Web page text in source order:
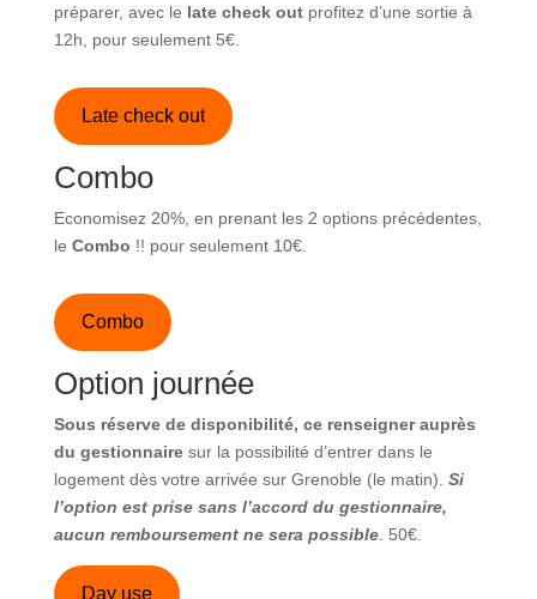
préparer, avec le late check outprofitez d’une sortie à
12h, pour seulement 5€.
Late check out
Combo
Economisez 20%, en prenant les 2 options précédentes,
le Combo !! pour seulement 10€.
Combo
Option journée
Sous réserve de disponibilité, ce renseigner auprès
du gestionnairesur la possibilité d’entrer dans le
logement dès votre arrivée sur Grenoble (le matin). Si
l’option est prise sans l’accord du gestionnaire,
aucun remboursement ne sera possible. 50€.
Day use